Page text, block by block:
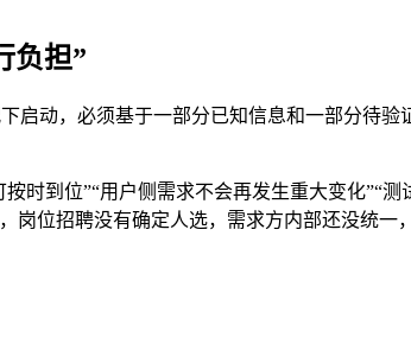
负担”
动，必须基于一部分已知信息和一部分待验
时到位”“用户侧需求不会再发生重大变化”“
位招聘没有确定人选，需求方内部还没统